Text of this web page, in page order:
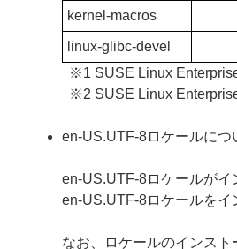
kernel-macros
linux-glibc-devel
※1 SUSE Linux
※2 SUSE Linux
en-US.UTF-8ロケールにつ
en-US.UTF-8ロケールが
en-US.UTF-8ロケールを
なお、ロケールのインス